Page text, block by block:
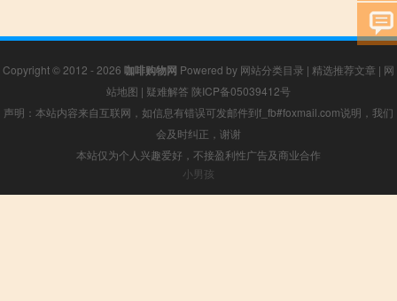
Copyright © 2012 - 2026 咖啡购物网 Powered by 网站分类目录 | 精选推荐文章 | 网
站地图 | 疑难解答 陕ICP备05039412号
声明：本站内容来自互联网，如信息有错误可发邮件到f_fb#foxmail.com说明，我们
会及时纠正，谢谢
本站仅为个人兴趣爱好，不接盈利性广告及商业合作
小男孩